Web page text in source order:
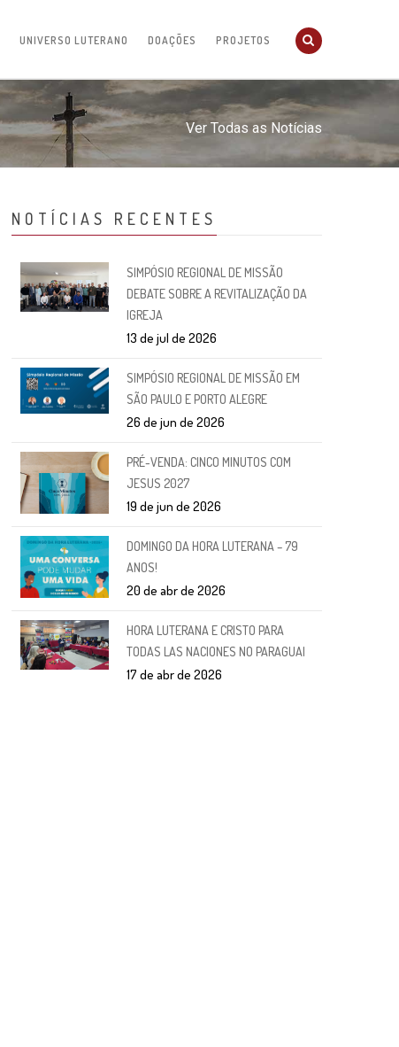
UNIVERSO LUTERANO DOAÇÕES PROJETOS
Ver Todas as Notícias
NOTÍCIAS RECENTES
SIMPÓSIO REGIONAL DE MISSÃO
DEBATE SOBRE A REVITALIZAÇÃO DA
IGREJA
13 de jul de 2026
SIMPÓSIO REGIONAL DE MISSÃO EM
SÃO PAULO E PORTO ALEGRE
26 de jun de 2026
PRÉ-VENDA: CINCO MINUTOS COM
JESUS 2027
19 de jun de 2026
DOMINGO DA HORA LUTERANA – 79
ANOS!
20 de abr de 2026
HORA LUTERANA E CRISTO PARA
TODAS LAS NACIONES NO PARAGUAI
17 de abr de 2026